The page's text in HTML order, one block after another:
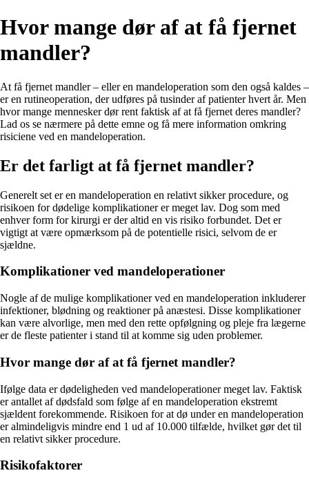
Hvor mange dør af at få fjernet
mandler?
At få fjernet mandler – eller en mandeloperation som den også kaldes –
er en rutineoperation, der udføres på tusinder af patienter hvert år. Men
hvor mange mennesker dør rent faktisk af at få fjernet deres mandler?
Lad os se nærmere på dette emne og få mere information omkring
risiciene ved en mandeloperation.
Er det farligt at få fjernet mandler?
Generelt set er en mandeloperation en relativt sikker procedure, og
risikoen for dødelige komplikationer er meget lav. Dog som med
enhver form for kirurgi er der altid en vis risiko forbundet. Det er
vigtigt at være opmærksom på de potentielle risici, selvom de er
sjældne.
Komplikationer ved mandeloperationer
Nogle af de mulige komplikationer ved en mandeloperation inkluderer
infektioner, blødning og reaktioner på anæstesi. Disse komplikationer
kan være alvorlige, men med den rette opfølgning og pleje fra lægerne
er de fleste patienter i stand til at komme sig uden problemer.
Hvor mange dør af at få fjernet mandler?
Ifølge data er dødeligheden ved mandeloperationer meget lav. Faktisk
er antallet af dødsfald som følge af en mandeloperation ekstremt
sjældent forekommende. Risikoen for at dø under en mandeloperation
er almindeligvis mindre end 1 ud af 10.000 tilfælde, hvilket gør det til
en relativt sikker procedure.
Risikofaktorer